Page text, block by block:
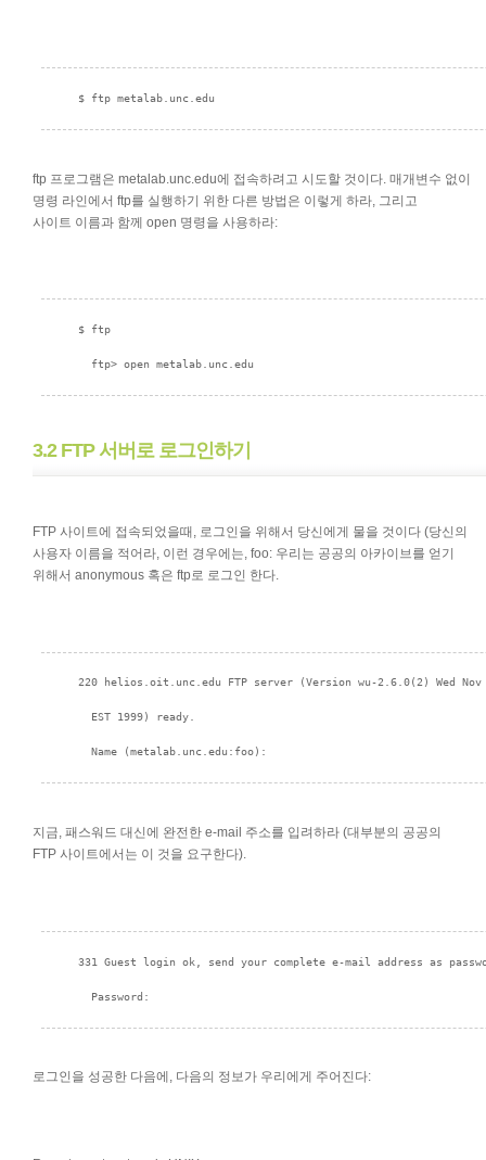
ftp 프로그램은 metalab.unc.edu에 접속하려고 시도할 것이다. 매개변수 없이
명령 라인에서 ftp를 실행하기 위한 다른 방법은 이렇게 하라, 그리고
사이트 이름과 함께 open 명령을 사용하라:
     $ ftp
3.2 FTP 서버로 로그인하기
FTP 사이트에 접속되었을때, 로그인을 위해서 당신에게 물을 것이다 (당신의
사용자 이름을 적어라, 이런 경우에는, foo: 우리는 공공의 아카이브를 얻기
위해서 anonymous 혹은 ftp로 로그인 한다.
지금, 패스워드 대신에 완전한 e-mail 주소를 입려하라 (대부분의 공공의
FTP 사이트에서는 이 것을 요구한다).
로그인을 성공한 다음에, 다음의 정보가 우리에게 주어진다: